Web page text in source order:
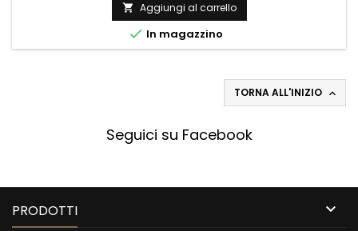
 Aggiungi al carrello
 In magazzino
TORNA ALL'INIZIO 
Seguici su Facebook
PRODOTTI 